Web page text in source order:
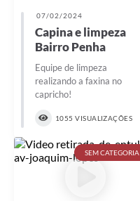
07/02/2024
Capina e limpeza
Bairro Penha
Equipe de limpeza
realizando a faxina no
capricho!
1055 VISUALIZAÇÕES
SEM CATEGORIA